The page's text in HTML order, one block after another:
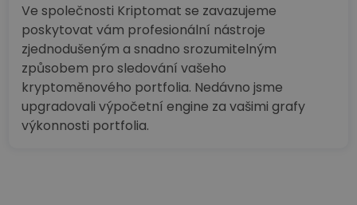
Ve společnosti Kriptomat se zavazujeme
poskytovat vám profesionální nástroje
zjednodušeným a snadno srozumitelným
způsobem pro sledování vašeho
kryptoměnového portfolia. Nedávno jsme
upgradovali výpočetní engine za vašimi grafy
výkonnosti portfolia.